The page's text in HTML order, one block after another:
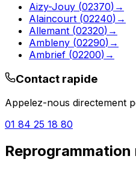
Aizy-Jouy (02370) →
Alaincourt (02240) →
Allemant (02320) →
Ambleny (02290) →
Ambrief (02200) →
Contact rapide
Appelez-nous directement
01 84 25 18 80